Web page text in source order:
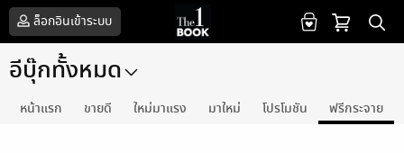
ล็อกอินเข้าระบบ
อีบุ๊กทั้งหมด
หน้าแรก ขายดี ใหม่มาแรง มาใหม่ โปรโมชัน ฟรีกระจาย